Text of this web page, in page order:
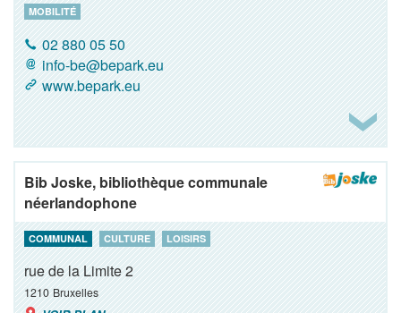
MOBILITÉ
02 880 05 50
info-be@bepark.eu
www.bepark.eu
Bib Joske, bibliothèque communale
néerlandophone
COMMUNAL CULTURE LOISIRS
rue de la Limite 2
1210 Bruxelles